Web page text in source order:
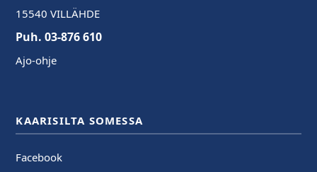
15540 VILLÄHDE
Puh. 03-876 610
Ajo-ohje
KAARISILTA SOMESSA
Facebook